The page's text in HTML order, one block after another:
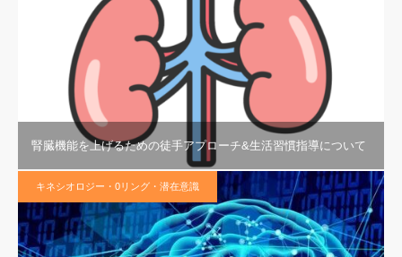
腎臓機能を上げるための徒手アプローチ&生活習慣指導について
キネシオロジー・0リング・潜在意識